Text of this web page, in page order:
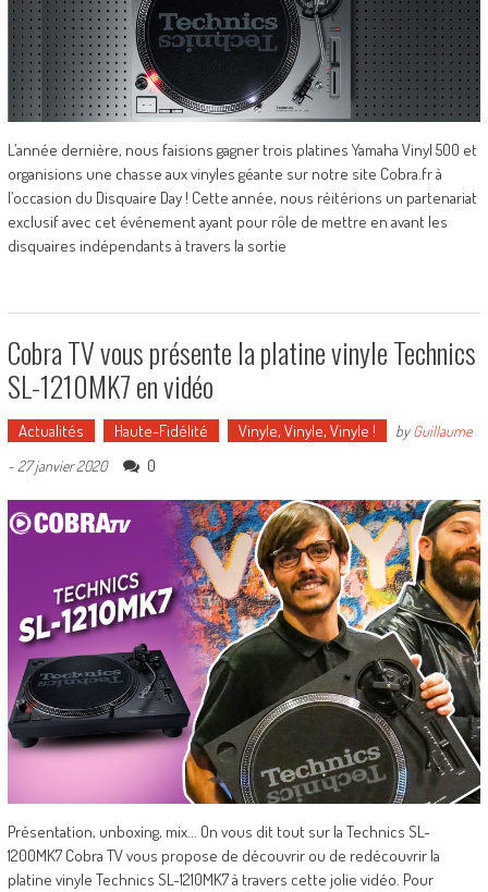
L’année dernière, nous faisions gagner trois platines Yamaha Vinyl 500 et
organisions une chasse aux vinyles géante sur notre site Cobra.fr à
l’occasion du Disquaire Day ! Cette année, nous réitérions un partenariat
exclusif avec cet événement ayant pour rôle de mettre en avant les
disquaires indépendants à travers la sortie
Cobra TV vous présente la platine vinyle Technics
SL-1210MK7 en vidéo
Actualités Haute-Fidélité Vinyle, Vinyle, Vinyle ! byGuillaume
- 27 janvier 2020 0
Présentation, unboxing, mix... On vous dit tout sur la Technics SL-
1200MK7 Cobra TV vous propose de découvrir ou de redécouvrir la
platine vinyle Technics SL-1210MK7 à travers cette jolie vidéo. Pour